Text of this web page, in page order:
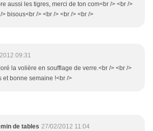
aussi les tigres, merci de ton com<br /> <br />
> bisous<br /> <br /> <br /> <br />
09:31
la volière en soufflage de verre.<br /> <br />
et bonne semaine !<br />
de tables 27/02/2012 11:04